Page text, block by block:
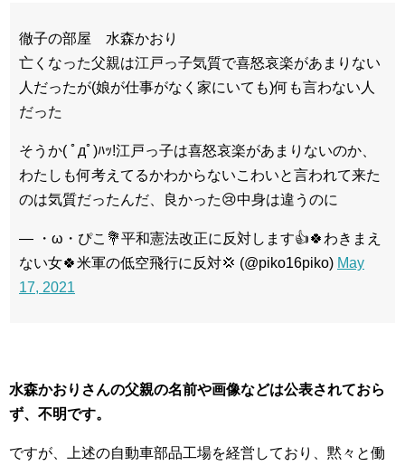
徹子の部屋 水森かおり
亡くなった父親は江戸っ子気質で喜怒哀楽があまりない
人だったが(娘が仕事がなく家にいても)何も言わない人
だった
そうか( ﾟдﾟ)ﾊｯ!江戸っ子は喜怒哀楽があまりないのか、
わたしも何考えてるかわからないこわいと言われて来た
のは気質だったんだ、良かった😢中身は違うのに
— ・ω・ぴこ💐平和憲法改正に反対します👍🍀わきまえ
ない女🍀米軍の低空飛行に反対💢 (@piko16piko) May
17, 2021
水森かおりさんの父親の名前や画像などは公表されておら
ず、不明です。
ですが、上述の自動車部品工場を経営しており、黙々と働